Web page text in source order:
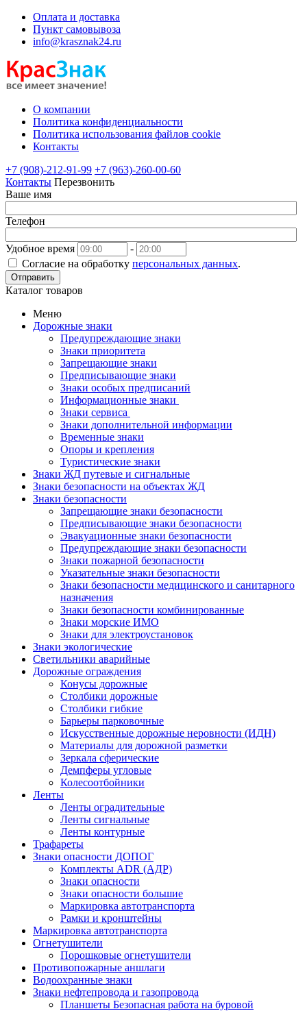
Оплата и доставка
Пункт самовывоза
info@krasznak24.ru
О компании
Политика конфиденциальности
Политика использования файлов cookie
Контакты
+7 (908)-212-91-99 +7 (963)-260-00-60
Контакты Перезвонить
Ваше имя
Телефон
Удобное время
-
Согласие на обработку персональных данных.
Отправить
Каталог товаров
Меню
Дорожные знаки
Предупреждающие знаки
Знаки приоритета
Запрещающие знаки
Предписывающие знаки
Знаки особых предписаний
Информационные знаки
Знаки сервиса
Знаки дополнительной информации
Временные знаки
Опоры и крепления
Туристические знаки
Знаки ЖД путевые и сигнальные
Знаки безопасности на объектах ЖД
Знаки безопасности
Запрещающие знаки безопасности
Предписывающие знаки безопасности
Эвакуационные знаки безопасности
Предупреждающие знаки безопасности
Знаки пожарной безопасности
Указательные знаки безопасности
Знаки безопасности медицинского и санитарного
назначения
Знаки безопасности комбинированные
Знаки морские ИМО
Знаки для электроустановок
Знаки экологические
Светильники аварийные
Дорожные ограждения
Конусы дорожные
Столбики дорожные
Столбики гибкие
Барьеры парковочные
Искусственные дорожные неровности (ИДН)
Материалы для дорожной разметки
Зеркала сферические
Демпферы угловые
Колесоотбойники
Ленты
Ленты оградительные
Ленты сигнальные
Ленты контурные
Трафареты
Знаки опасности ДОПОГ
Комплекты ADR (АДР)
Знаки опасности
Знаки опасности большие
Маркировка автотранспорта
Рамки и кронштейны
Маркировка автотранспорта
Огнетушители
Порошковые огнетушители
Противопожарные аншлаги
Водоохранные знаки
Знаки нефтепровода и газопровода
Планшеты Безопасная работа на буровой